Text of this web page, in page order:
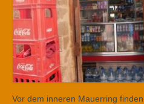
Vor dem inneren Mauerring